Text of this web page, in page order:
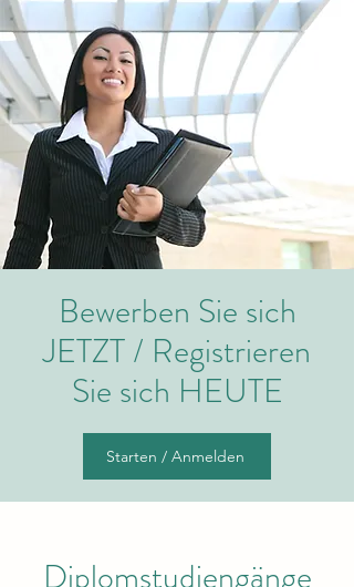
Bewerben Sie sich
JETZT / Registrieren
Sie sich HEUTE
Starten / Anmelden
Diplomstudiengänge